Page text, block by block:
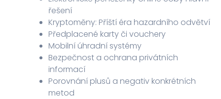
řešení
Kryptoměny: Příští éra hazardního odvětví
Předplacené karty či vouchery
Mobilní úhradní systémy
Bezpečnost a ochrana privátních
informací
Porovnání plusů a negativ konkrétních
metod